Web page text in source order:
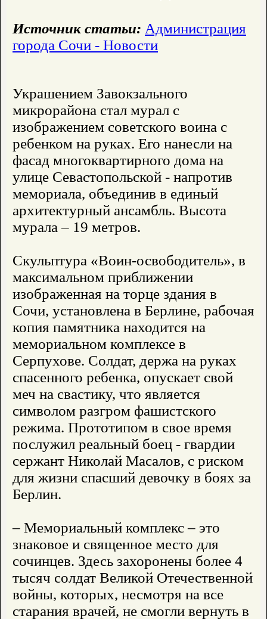
Источник статьи: Администрация
города Сочи - Новости
Украшением Завокзального
микрорайона стал мурал с
изображением советского воина с
ребенком на руках. Его нанесли на
фасад многоквартирного дома на
улице Севастопольской - напротив
мемориала, объединив в единый
архитектурный ансамбль. Высота
мурала – 19 метров.
Скульптура «Воин-освободитель», в
максимальном приближении
изображенная на торце здания в
Сочи, установлена в Берлине, рабочая
копия памятника находится на
мемориальном комплексе в
Серпухове. Солдат, держа на руках
спасенного ребенка, опускает свой
меч на свастику, что является
символом разгром фашистского
режима. Прототипом в свое время
послужил реальный боец - гвардии
сержант Николай Масалов, с риском
для жизни спасший девочку в боях за
Берлин.
– Мемориальный комплекс – это
знаковое и священное место для
сочинцев. Здесь захоронены более 4
тысяч солдат Великой Отечественной
войны, которых, несмотря на все
старания врачей, не смогли вернуть в